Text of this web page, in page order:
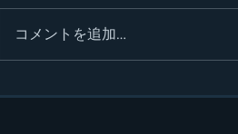
2025年のスタート
コメントを追加…